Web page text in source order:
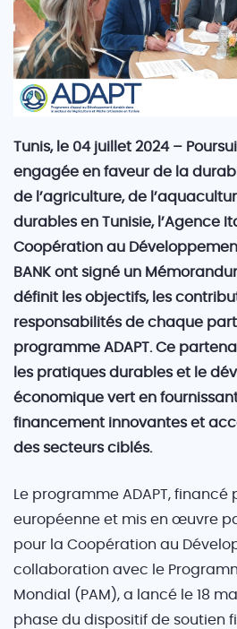
Tunis, le 04 juillet 2024 –
engagée en faveur de la
de l’agriculture, de
durables en Tunisie, l’Agence
Coopération au
BANK ont signé un
définit les objectifs, les
responsabilités de chaque
programme ADAPT. Ce
les pratiques durables et le
économique vert en
financement innovantes et
des secteurs ciblés.
Le programme ADAPT, financé
européenne et mis en œuvre
pour la Coopération au
collaboration avec le
Mondial (PAM), a lancé le 18
phase du dispositif de soutien